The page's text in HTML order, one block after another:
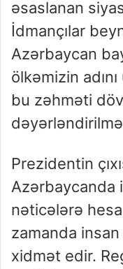
əsaslanan
İdmançılar
Azərbaycan
ölkəmizin
bu zəhməti
Prezidentin
Azərbaycanda
nəticələrə
zamanda insan
xidmət edir.